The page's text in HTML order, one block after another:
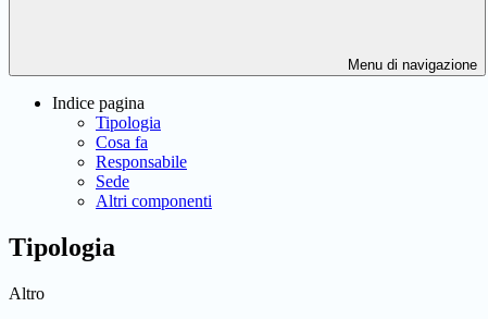
Menu di navigazione
Indice pagina
Tipologia
Cosa fa
Responsabile
Sede
Altri componenti
Tipologia
Altro